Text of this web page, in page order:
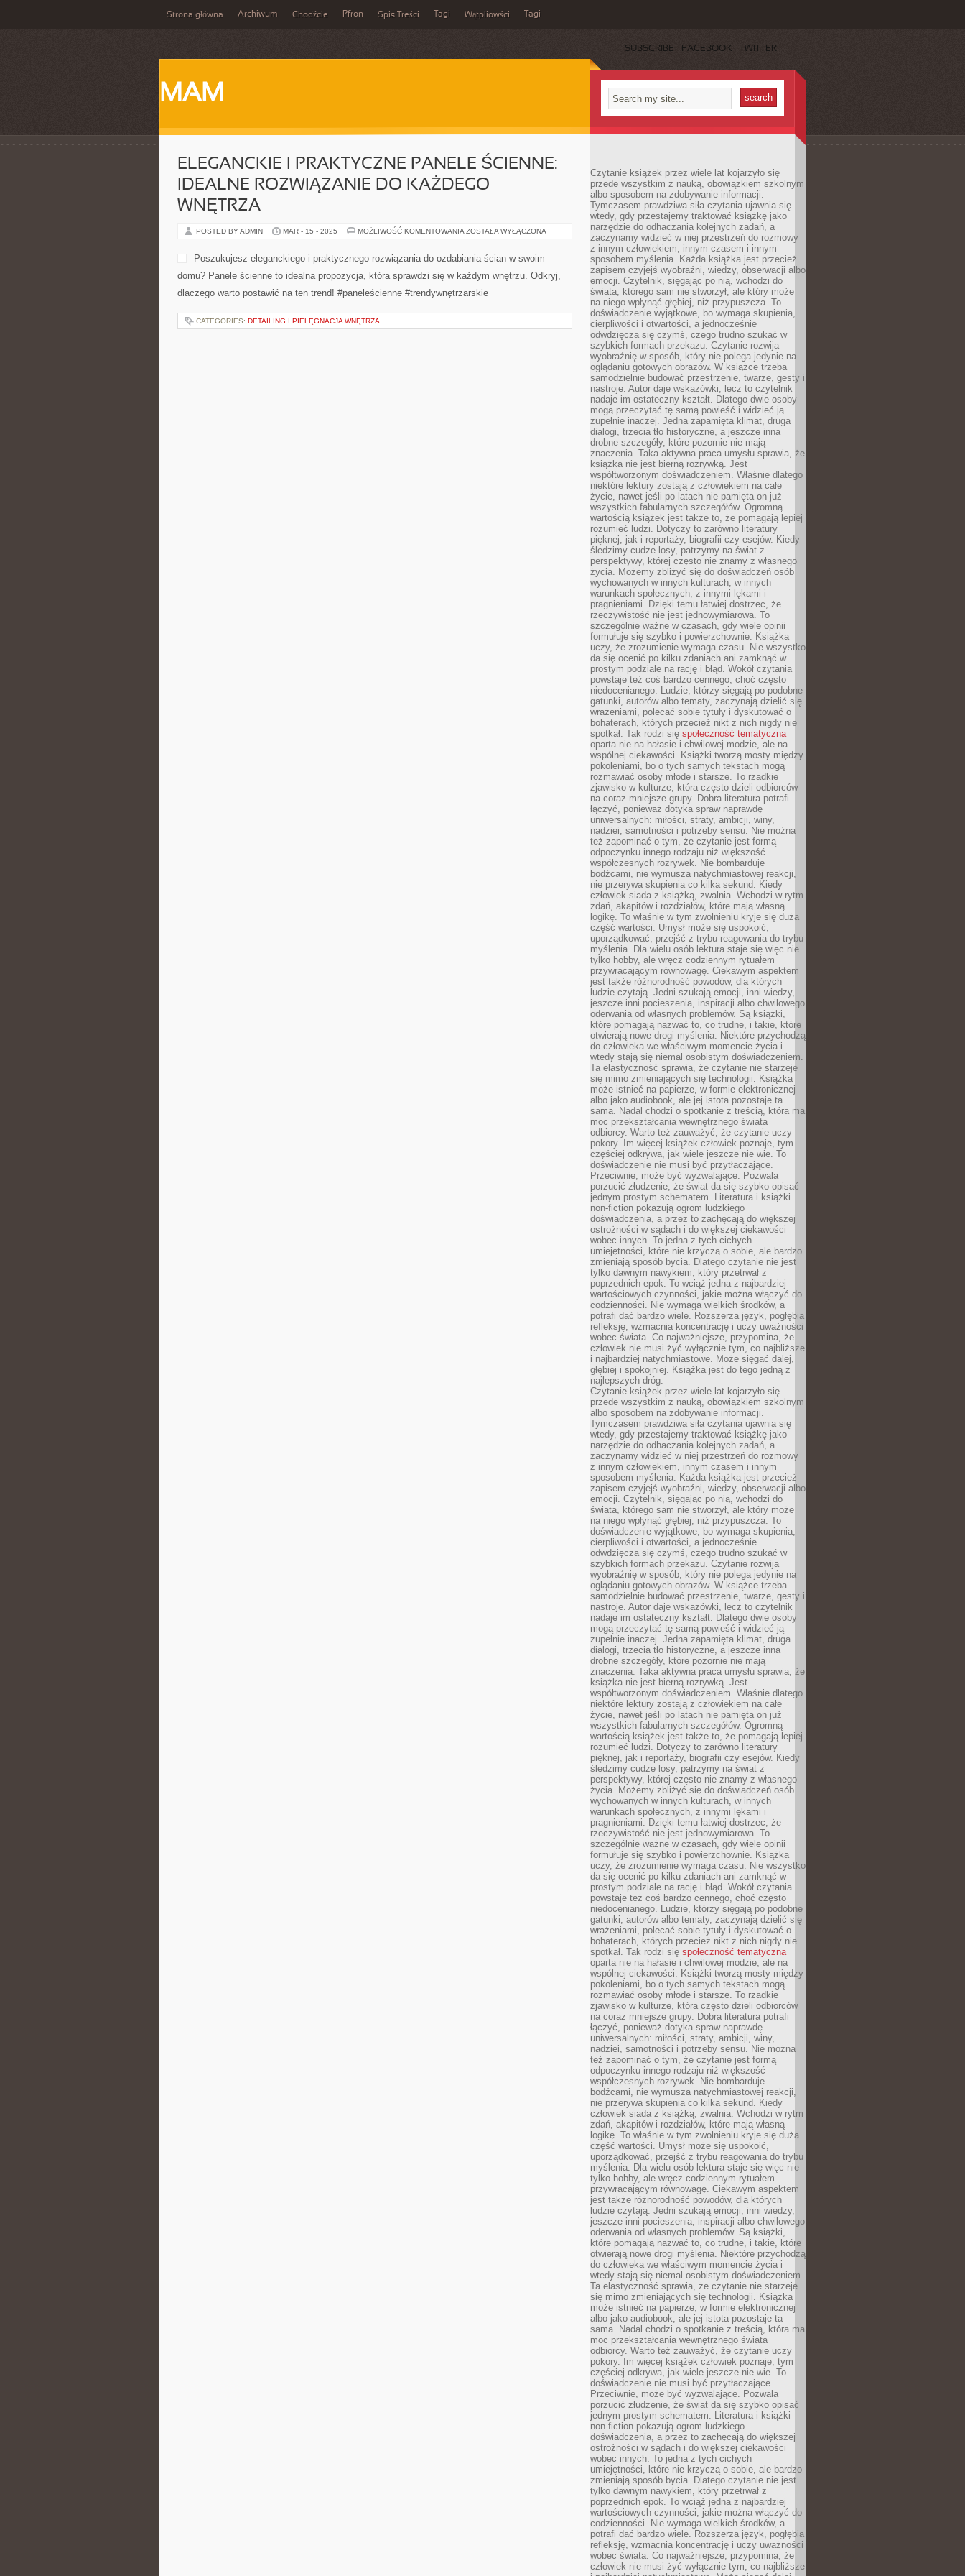
Strona główna Archiwum Chodźcie Pfron Spis Treści Tagi Wątpliowści Tagi
SUBSCRIBE FACEBOOK TWITTER
MAM
ELEGANCKIE I PRAKTYCZNE PANELE ŚCIENNE:
IDEALNE ROZWIĄZANIE DO KAŻDEGO
WNĘTRZA
POSTED BY ADMIN MAR - 15 - 2025 MOŻLIWOŚĆ KOMENTOWANIA ELEGANCKIE
PANELE
ŚCIENNE:
ROZWIĄZANIE
KAŻDEGO
ZOSTAŁA WYŁĄCZONA
Poszukujesz eleganckiego i praktycznego rozwiązania do ozdabiania ścian w swoim
domu? Panele ścienne to idealna propozycja, która sprawdzi się w każdym wnętrzu. Odkryj,
dlaczego warto postawić na ten trend! #paneleścienne #trendywnętrzarskie
CATEGORIES: DETAILING I PIELĘGNACJA WNĘTRZA
Czytanie książek przez wiele lat kojarzyło się
przede wszystkim z nauką, obowiązkiem szkolnym
albo sposobem na zdobywanie informacji.
Tymczasem prawdziwa siła czytania ujawnia się
wtedy, gdy przestajemy traktować książkę jako
narzędzie do odhaczania kolejnych zadań, a
zaczynamy widzieć w niej przestrzeń do rozmowy
z innym człowiekiem, innym czasem i innym
sposobem myślenia. Każda książka jest przecież
zapisem czyjejś wyobraźni, wiedzy, obserwacji albo
emocji. Czytelnik, sięgając po nią, wchodzi do
świata, którego sam nie stworzył, ale który może
na niego wpłynąć głębiej, niż przypuszcza. To
doświadczenie wyjątkowe, bo wymaga skupienia,
cierpliwości i otwartości, a jednocześnie
odwdzięcza się czymś, czego trudno szukać w
szybkich formach przekazu. Czytanie rozwija
wyobraźnię w sposób, który nie polega jedynie na
oglądaniu gotowych obrazów. W książce trzeba
samodzielnie budować przestrzenie, twarze, gesty i
nastroje. Autor daje wskazówki, lecz to czytelnik
nadaje im ostateczny kształt. Dlatego dwie osoby
mogą przeczytać tę samą powieść i widzieć ją
zupełnie inaczej. Jedna zapamięta klimat, druga
dialogi, trzecia tło historyczne, a jeszcze inna
drobne szczegóły, które pozornie nie mają
znaczenia. Taka aktywna praca umysłu sprawia, że
książka nie jest bierną rozrywką. Jest
współtworzonym doświadczeniem. Właśnie dlatego
niektóre lektury zostają z człowiekiem na całe
życie, nawet jeśli po latach nie pamięta on już
wszystkich fabularnych szczegółów. Ogromną
wartością książek jest także to, że pomagają lepiej
rozumieć ludzi. Dotyczy to zarówno literatury
pięknej, jak i reportaży, biografii czy esejów. Kiedy
śledzimy cudze losy, patrzymy na świat z
perspektywy, której często nie znamy z własnego
życia. Możemy zbliżyć się do doświadczeń osób
wychowanych w innych kulturach, w innych
warunkach społecznych, z innymi lękami i
pragnieniami. Dzięki temu łatwiej dostrzec, że
rzeczywistość nie jest jednowymiarowa. To
szczególnie ważne w czasach, gdy wiele opinii
formułuje się szybko i powierzchownie. Książka
uczy, że zrozumienie wymaga czasu. Nie wszystko
da się ocenić po kilku zdaniach ani zamknąć w
prostym podziale na rację i błąd. Wokół czytania
powstaje też coś bardzo cennego, choć często
niedocenianego. Ludzie, którzy sięgają po podobne
gatunki, autorów albo tematy, zaczynają dzielić się
wrażeniami, polecać sobie tytuły i dyskutować o
bohaterach, których przecież nikt z nich nigdy nie
spotkał. Tak rodzi się społeczność tematyczna
oparta nie na hałasie i chwilowej modzie, ale na
wspólnej ciekawości. Książki tworzą mosty między
pokoleniami, bo o tych samych tekstach mogą
rozmawiać osoby młode i starsze. To rzadkie
zjawisko w kulturze, która często dzieli odbiorców
na coraz mniejsze grupy. Dobra literatura potrafi
łączyć, ponieważ dotyka spraw naprawdę
uniwersalnych: miłości, straty, ambicji, winy,
nadziei, samotności i potrzeby sensu. Nie można
też zapominać o tym, że czytanie jest formą
odpoczynku innego rodzaju niż większość
współczesnych rozrywek. Nie bombarduje
bodźcami, nie wymusza natychmiastowej reakcji,
nie przerywa skupienia co kilka sekund. Kiedy
człowiek siada z książką, zwalnia. Wchodzi w rytm
zdań, akapitów i rozdziałów, które mają własną
logikę. To właśnie w tym zwolnieniu kryje się duża
część wartości. Umysł może się uspokoić,
uporządkować, przejść z trybu reagowania do trybu
myślenia. Dla wielu osób lektura staje się więc nie
tylko hobby, ale wręcz codziennym rytuałem
przywracającym równowagę. Ciekawym aspektem
jest także różnorodność powodów, dla których
ludzie czytają. Jedni szukają emocji, inni wiedzy,
jeszcze inni pocieszenia, inspiracji albo chwilowego
oderwania od własnych problemów. Są książki,
które pomagają nazwać to, co trudne, i takie, które
otwierają nowe drogi myślenia. Niektóre przychodzą
do człowieka we właściwym momencie życia i
wtedy stają się niemal osobistym doświadczeniem.
Ta elastyczność sprawia, że czytanie nie starzeje
się mimo zmieniających się technologii. Książka
może istnieć na papierze, w formie elektronicznej
albo jako audiobook, ale jej istota pozostaje ta
sama. Nadal chodzi o spotkanie z treścią, która ma
moc przekształcania wewnętrznego świata
odbiorcy. Warto też zauważyć, że czytanie uczy
pokory. Im więcej książek człowiek poznaje, tym
częściej odkrywa, jak wiele jeszcze nie wie. To
doświadczenie nie musi być przytłaczające.
Przeciwnie, może być wyzwalające. Pozwala
porzucić złudzenie, że świat da się szybko opisać
jednym prostym schematem. Literatura i książki
non-fiction pokazują ogrom ludzkiego
doświadczenia, a przez to zachęcają do większej
ostrożności w sądach i do większej ciekawości
wobec innych. To jedna z tych cichych
umiejętności, które nie krzyczą o sobie, ale bardzo
zmieniają sposób bycia. Dlatego czytanie nie jest
tylko dawnym nawykiem, który przetrwał z
poprzednich epok. To wciąż jedna z najbardziej
wartościowych czynności, jakie można włączyć do
codzienności. Nie wymaga wielkich środków, a
potrafi dać bardzo wiele. Rozszerza język, pogłębia
refleksję, wzmacnia koncentrację i uczy uważności
wobec świata. Co najważniejsze, przypomina, że
człowiek nie musi żyć wyłącznie tym, co najbliższe
i najbardziej natychmiastowe. Może sięgać dalej,
głębiej i spokojniej. Książka jest do tego jedną z
najlepszych dróg.
Czytanie książek przez wiele lat kojarzyło się
przede wszystkim z nauką, obowiązkiem szkolnym
albo sposobem na zdobywanie informacji.
Tymczasem prawdziwa siła czytania ujawnia się
wtedy, gdy przestajemy traktować książkę jako
narzędzie do odhaczania kolejnych zadań, a
zaczynamy widzieć w niej przestrzeń do rozmowy
z innym człowiekiem, innym czasem i innym
sposobem myślenia. Każda książka jest przecież
zapisem czyjejś wyobraźni, wiedzy, obserwacji albo
emocji. Czytelnik, sięgając po nią, wchodzi do
świata, którego sam nie stworzył, ale który może
na niego wpłynąć głębiej, niż przypuszcza. To
doświadczenie wyjątkowe, bo wymaga skupienia,
cierpliwości i otwartości, a jednocześnie
odwdzięcza się czymś, czego trudno szukać w
szybkich formach przekazu. Czytanie rozwija
wyobraźnię w sposób, który nie polega jedynie na
oglądaniu gotowych obrazów. W książce trzeba
samodzielnie budować przestrzenie, twarze, gesty i
nastroje. Autor daje wskazówki, lecz to czytelnik
nadaje im ostateczny kształt. Dlatego dwie osoby
mogą przeczytać tę samą powieść i widzieć ją
zupełnie inaczej. Jedna zapamięta klimat, druga
dialogi, trzecia tło historyczne, a jeszcze inna
drobne szczegóły, które pozornie nie mają
znaczenia. Taka aktywna praca umysłu sprawia, że
książka nie jest bierną rozrywką. Jest
współtworzonym doświadczeniem. Właśnie dlatego
niektóre lektury zostają z człowiekiem na całe
życie, nawet jeśli po latach nie pamięta on już
wszystkich fabularnych szczegółów. Ogromną
wartością książek jest także to, że pomagają lepiej
rozumieć ludzi. Dotyczy to zarówno literatury
pięknej, jak i reportaży, biografii czy esejów. Kiedy
śledzimy cudze losy, patrzymy na świat z
perspektywy, której często nie znamy z własnego
życia. Możemy zbliżyć się do doświadczeń osób
wychowanych w innych kulturach, w innych
warunkach społecznych, z innymi lękami i
pragnieniami. Dzięki temu łatwiej dostrzec, że
rzeczywistość nie jest jednowymiarowa. To
szczególnie ważne w czasach, gdy wiele opinii
formułuje się szybko i powierzchownie. Książka
uczy, że zrozumienie wymaga czasu. Nie wszystko
da się ocenić po kilku zdaniach ani zamknąć w
prostym podziale na rację i błąd. Wokół czytania
powstaje też coś bardzo cennego, choć często
niedocenianego. Ludzie, którzy sięgają po podobne
gatunki, autorów albo tematy, zaczynają dzielić się
wrażeniami, polecać sobie tytuły i dyskutować o
bohaterach, których przecież nikt z nich nigdy nie
spotkał. Tak rodzi się społeczność tematyczna
oparta nie na hałasie i chwilowej modzie, ale na
wspólnej ciekawości. Książki tworzą mosty między
pokoleniami, bo o tych samych tekstach mogą
rozmawiać osoby młode i starsze. To rzadkie
zjawisko w kulturze, która często dzieli odbiorców
na coraz mniejsze grupy. Dobra literatura potrafi
łączyć, ponieważ dotyka spraw naprawdę
uniwersalnych: miłości, straty, ambicji, winy,
nadziei, samotności i potrzeby sensu. Nie można
też zapominać o tym, że czytanie jest formą
odpoczynku innego rodzaju niż większość
współczesnych rozrywek. Nie bombarduje
bodźcami, nie wymusza natychmiastowej reakcji,
nie przerywa skupienia co kilka sekund. Kiedy
człowiek siada z książką, zwalnia. Wchodzi w rytm
zdań, akapitów i rozdziałów, które mają własną
logikę. To właśnie w tym zwolnieniu kryje się duża
część wartości. Umysł może się uspokoić,
uporządkować, przejść z trybu reagowania do trybu
myślenia. Dla wielu osób lektura staje się więc nie
tylko hobby, ale wręcz codziennym rytuałem
przywracającym równowagę. Ciekawym aspektem
jest także różnorodność powodów, dla których
ludzie czytają. Jedni szukają emocji, inni wiedzy,
jeszcze inni pocieszenia, inspiracji albo chwilowego
oderwania od własnych problemów. Są książki,
które pomagają nazwać to, co trudne, i takie, które
otwierają nowe drogi myślenia. Niektóre przychodzą
do człowieka we właściwym momencie życia i
wtedy stają się niemal osobistym doświadczeniem.
Ta elastyczność sprawia, że czytanie nie starzeje
się mimo zmieniających się technologii. Książka
może istnieć na papierze, w formie elektronicznej
albo jako audiobook, ale jej istota pozostaje ta
sama. Nadal chodzi o spotkanie z treścią, która ma
moc przekształcania wewnętrznego świata
odbiorcy. Warto też zauważyć, że czytanie uczy
pokory. Im więcej książek człowiek poznaje, tym
częściej odkrywa, jak wiele jeszcze nie wie. To
doświadczenie nie musi być przytłaczające.
Przeciwnie, może być wyzwalające. Pozwala
porzucić złudzenie, że świat da się szybko opisać
jednym prostym schematem. Literatura i książki
non-fiction pokazują ogrom ludzkiego
doświadczenia, a przez to zachęcają do większej
ostrożności w sądach i do większej ciekawości
wobec innych. To jedna z tych cichych
umiejętności, które nie krzyczą o sobie, ale bardzo
zmieniają sposób bycia. Dlatego czytanie nie jest
tylko dawnym nawykiem, który przetrwał z
poprzednich epok. To wciąż jedna z najbardziej
wartościowych czynności, jakie można włączyć do
codzienności. Nie wymaga wielkich środków, a
potrafi dać bardzo wiele. Rozszerza język, pogłębia
refleksję, wzmacnia koncentrację i uczy uważności
wobec świata. Co najważniejsze, przypomina, że
człowiek nie musi żyć wyłącznie tym, co najbliższe